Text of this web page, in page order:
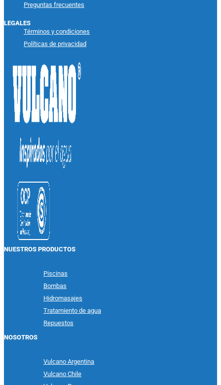
Preguntas frecuentes
LEGALES
Términos y condiciones
Políticas de privacidad
NUESTROS PRODUCTOS
Piscinas
Bombas
Hidromasajes
Tratamiento de agua
Repuestos
NOSOTROS
Vulcano Argentina
Vulcano Chile